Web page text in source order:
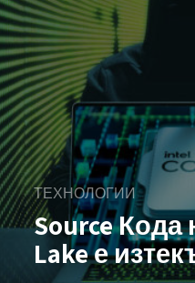
ТЕХНОЛОГИИ
Source Кода
Lake е